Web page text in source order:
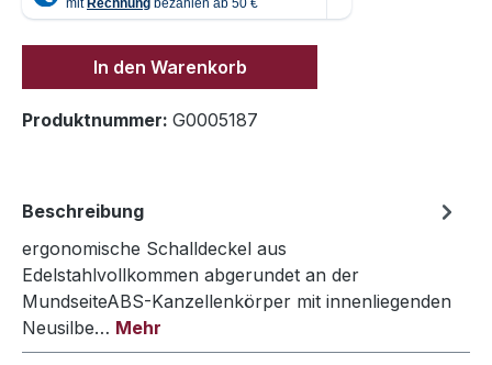
In den Warenkorb
Produktnummer: G0005187
Beschreibung
ergonomische Schalldeckel aus
Edelstahlvollkommen abgerundet an der
MundseiteABS-Kanzellenkörper mit innenliegenden
Neusilbe… Mehr